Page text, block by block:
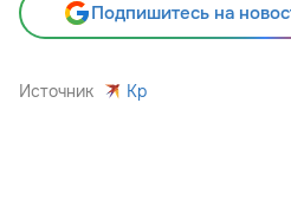
Подпишитесь на
Источник Kp